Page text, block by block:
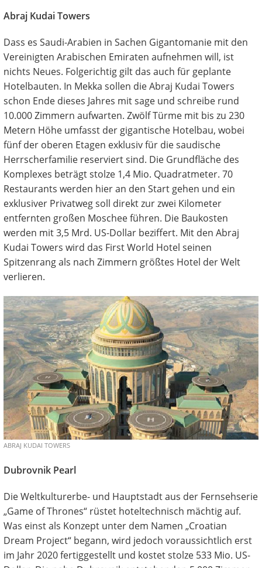
Abraj Kudai Towers
Dass es Saudi-Arabien in Sachen Gigantomanie mit den
Vereinigten Arabischen Emiraten aufnehmen will, ist
nichts Neues. Folgerichtig gilt das auch für geplante
Hotelbauten. In Mekka sollen die Abraj Kudai Towers
schon Ende dieses Jahres mit sage und schreibe rund
10.000 Zimmern aufwarten. Zwölf Türme mit bis zu 230
Metern Höhe umfasst der gigantische Hotelbau, wobei
fünf der oberen Etagen exklusiv für die saudische
Herrscherfamilie reserviert sind. Die Grundfläche des
Komplexes beträgt stolze 1,4 Mio. Quadratmeter. 70
Restaurants werden hier an den Start gehen und ein
exklusiver Privatweg soll direkt zur zwei Kilometer
entfernten großen Moschee führen. Die Baukosten
werden mit 3,5 Mrd. US-Dollar beziffert. Mit den Abraj
Kudai Towers wird das First World Hotel seinen
Spitzenrang als nach Zimmern größtes Hotel der Welt
verlieren.
ABRAJ KUDAI TOWERS
Dubrovnik Pearl
Die Weltkulturerbe- und Hauptstadt aus der Fernsehserie
„Game of Thrones“ rüstet hoteltechnisch mächtig auf.
Was einst als Konzept unter dem Namen „Croatian
Dream Project“ begann, wird jedoch voraussichtlich erst
im Jahr 2020 fertiggestellt und kostet stolze 533 Mio. US-